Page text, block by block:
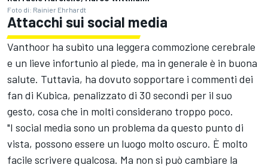
Foto di: Rainier Ehrhardt
Attacchi sui social media
Vanthoor ha subìto una leggera commozione cerebrale
e un lieve infortunio al piede, ma in generale è in buona
salute. Tuttavia, ha dovuto sopportare i commenti dei
fan di Kubica, penalizzato di 30 secondi per il suo
gesto, cosa che in molti considerano troppo poco.
"I social media sono un problema da questo punto di
vista, possono essere un luogo molto oscuro. È molto
facile scrivere qualcosa. Ma non si può cambiare la